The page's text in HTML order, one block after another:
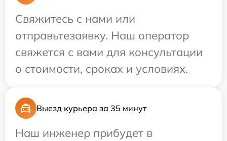
Свяжитесь с нами или
отправьтезаявку. Наш оператор
свяжется с вами для консультации
о стоимости, сроках и условиях.
Выезд курьера за 35 минут
Наш инженер прибудет в